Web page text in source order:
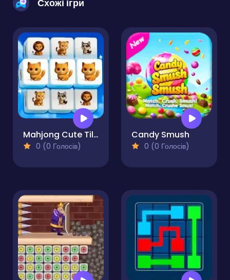
Схожі ігри
Mahjong Cute Tiles
0 (0 Голосів)
Candy Smush
0 (0 Голосів)